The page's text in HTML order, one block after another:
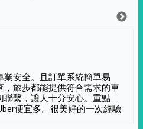
安全。且訂單系統簡單易
旅步都能提供符合需求的車
繫，讓人十分安心。重點
便宜多。很美好的一次經驗